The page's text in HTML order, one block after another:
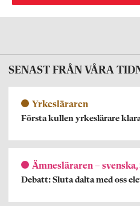
SENAST FRÅN VÅRA
Yrkesläraren
Första kullen yrkeslärare
Ämnesläraren – svenska,
Debatt: Sluta dalta med oss